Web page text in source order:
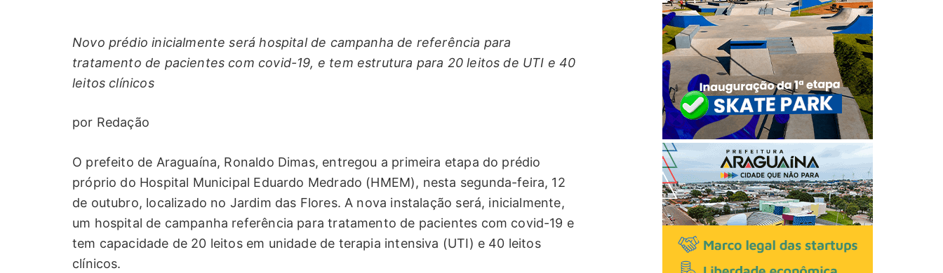
Novo prédio inicialmente será hospital de campanha de referência para
tratamento de pacientes com covid-19, e tem estrutura para 20 leitos de UTI e 40
leitos clínicos
por Redação
O prefeito de Araguaína, Ronaldo Dimas, entregou a primeira etapa do prédio
próprio do Hospital Municipal Eduardo Medrado (HMEM), nesta segunda-feira, 12
de outubro, localizado no Jardim das Flores. A nova instalação será, inicialmente,
um hospital de campanha referência para tratamento de pacientes com covid-19 e
tem capacidade de 20 leitos em unidade de terapia intensiva (UTI) e 40 leitos
clínicos.